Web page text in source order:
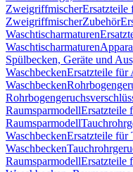
ZweigriffmischerErsatzteile
ZweigriffmischerZubehör
Waschtischarmaturen
Waschtischarmaturen
Spülbecken, Geräte und
WaschbeckenErsatzteile für
Waschbecken
RaumsparmodellErsatzteile
Raumsparmodell
WaschbeckenErsatzteile für
Waschbecken
RaumsparmodellErsatzteile